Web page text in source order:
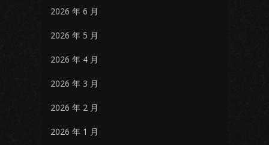
2026 年 6 月
2026 年 5 月
2026 年 4 月
2026 年 3 月
2026 年 2 月
2026 年 1 月